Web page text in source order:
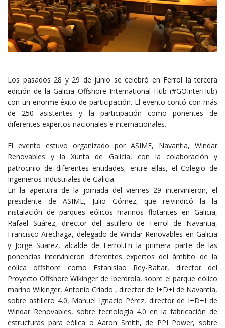
Los pasados 28 y 29 de junio se celebró en Ferrol la tercera
edición de la Galicia Offshore International Hub (#GOInterHub)
con un enorme éxito de participación. El evento contó con más
de 250 asistentes y la participación como ponentes de
diferentes expertos nacionales e internacionales.
El evento estuvo organizado por ASIME, Navantia, Windar
Renovables y la Xunta de Galicia, con la colaboración y
patrocinio de diferentes entidades, entre ellas, el Colegio de
Ingenieros Industriales de Galicia.
En la apertura de la jornada del viernes 29 intervinieron, el
presidente de ASIME, Julio Gómez, que reivindicó la la
instalación de parques eólicos marinos flotantes en Galicia,
Rafael Suárez, director del astillero de Ferrol de Navantia,
Francisco Arechaga, delegado deWindar Renovables en Galicia
y Jorge Suarez, alcalde de Ferrol.En la primera parte de las
ponencias intervinieron diferentes expertos del ámbito de la
eólica offshore como Estanislao Rey-Baltar, director del
Proyecto Offshore Wikinger de Iberdrola, sobre el parque eólico
marino Wikinger, Antonio Criado , director de I+D+i de Navantia,
sobre astillero 4.0, Manuel Ignacio Pérez, director de I+D+I de
Windar Renovables, sobre tecnología 4.0 en la fabricación de
estructuras para eólica o Aaron Smith, de PPI Power, sobre